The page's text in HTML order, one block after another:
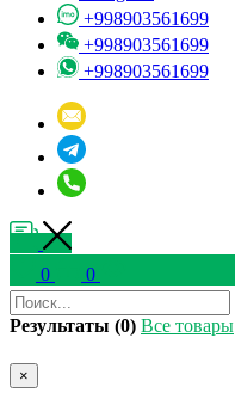
+998903561699
+998903561699
+998903561699
0 0
Результаты (0) Все товары
×